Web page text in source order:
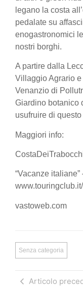
legano la costa
pedalate su
enogastronomici
nostri borghi.
A partire dalla
Villaggio Agrario
Venanzio di
Giardino botanico
usufruire di
Maggiori info:
“Vacanze
vastoweb.com
Senza categoria
Articolo